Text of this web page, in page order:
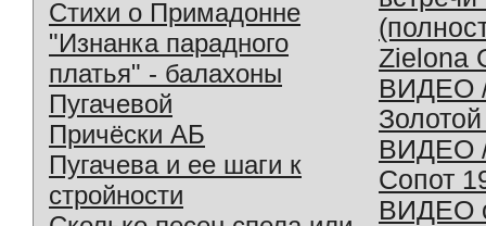
Стихи о Примадонне
"Изнанка парадного
платья" - балахоны
Пугачевой
Причёски АБ
Пугачева и ее шаги к
стройности
Zielona
ВИДЕО
ВИДЕО
Сопот
ВИДЕО